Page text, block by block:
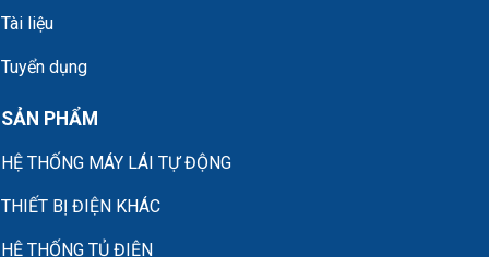
Tài liệu
Tuyển dụng
SẢN PHẨM
HỆ THỐNG MÁY LÁI TỰ ĐỘNG
THIẾT BỊ ĐIỆN KHÁC
HỆ THỐNG TỦ ĐIỆN